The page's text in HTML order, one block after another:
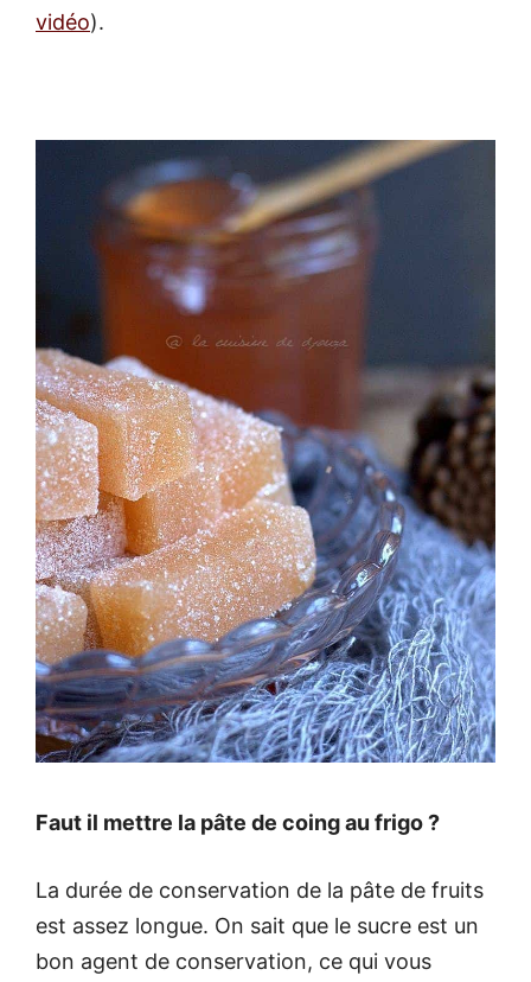
vidéo).
Faut il mettre la pâte de coing au frigo ?
La durée de conservation de la pâte de fruits
est assez longue. On sait que le sucre est un
bon agent de conservation, ce qui vous